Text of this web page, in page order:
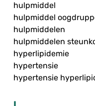
hulpmiddel
hulpmiddel
hulpmiddelen
hulpmiddelen
hyperlipidemie
hypertensie
hypertensie